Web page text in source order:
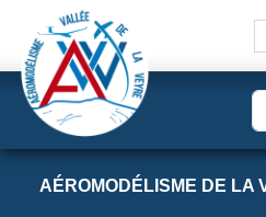
AÉROMODÉLISME DE LA
Panneau de gestion des cookies